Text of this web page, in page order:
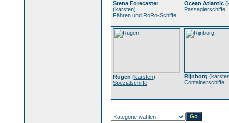
Stena Forecaster
(karsten)
Fähren und RoRo-Schiffe
Ocean Atlantic (
Passagierschiffe
Rügen (karsten)
Spezialschiffe
Rijnborg (
Containerschiffe